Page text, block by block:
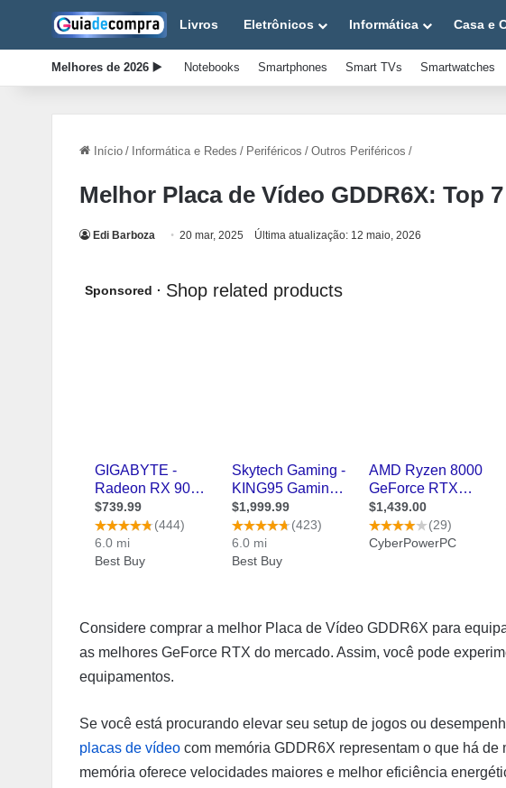
Livros Eletrônicos Informática Casa e
Melhores de 2026 ▶️ Notebooks Smartphones Smart TVs Smartwatches
Início / Informática e Redes / Periféricos / Outros Periféricos /
Melhor Placa de Vídeo GDDR6X: Top
Edi Barboza 20 mar, 2025 Última atualização: 12 maio, 2026
Considere comprar a melhor Placa de Vídeo GDDR6X para
as melhores GeForce RTX do mercado. Assim, você pode
equipamentos.
Se você está procurando elevar seu setup de jogos ou
placas de vídeo com memória GDDR6X representam o que há
memória oferece velocidades maiores e melhor eficiência